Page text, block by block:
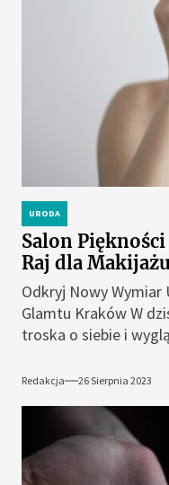
URODA
Salon
Raj dla
Odkryj Nowy Wymiar
Glamtu Kraków W
troska o siebie i
Redakcja 26 Sierpnia 2023